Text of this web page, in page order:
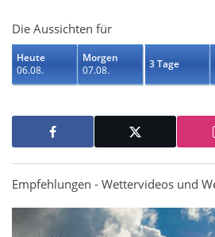
Die Aussichten für
Heute
06.08.
Morgen
07.08.
3 Tage
Empfehlungen - Wettervideos und